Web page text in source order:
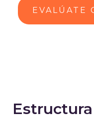
EVALÚATE